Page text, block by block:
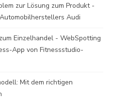
zur Lösung zum Produkt -
Audi
Einzelhandel - WebSpotting
App von Fitnessstudio-
Mit dem richtigen